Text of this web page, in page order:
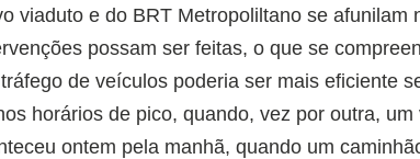
viaduto e do BRT Metropoliltano se
possam ser feitas, o que se
de veículos poderia ser mais eficiente
horários de pico, quando, vez por outra,
ontem pela manhã, quando um